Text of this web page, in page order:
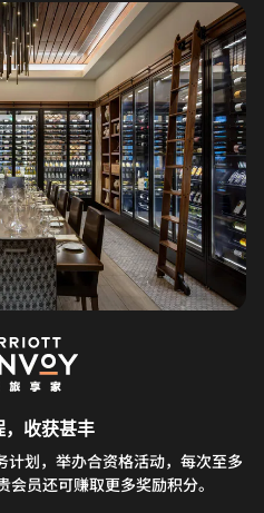
，收获甚丰
划，举办合资格活动，每次至多
员还可赚取更多奖励积分。